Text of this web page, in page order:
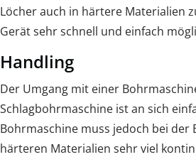
Löcher auch in härtere Materialien
Gerät sehr schnell und einfach
Handling
Der Umgang mit einer
Schlagbohrmaschine ist an sich
Bohrmaschine muss jedoch bei der
härteren Materialien sehr viel